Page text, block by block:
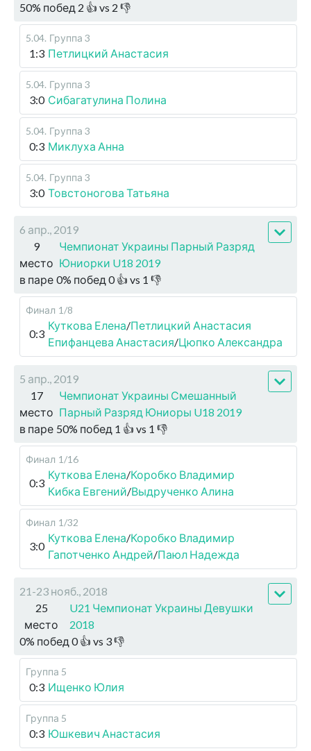
50% побед 2 👍 vs 2 👎
5.04. Группа 3
1:3 Петлицкий Анастасия
5.04. Группа 3
3:0 Сибагатулина Полина
5.04. Группа 3
0:3 Миклуха Анна
5.04. Группа 3
3:0 Товстоногова Татьяна
6 апр., 2019
9
место
Чемпионат Украины Парный Разряд
Юниорки U18 2019
в паре 0% побед 0👍 vs 1 👎
Финал 1/8
0:3
Куткова Елена/Петлицкий Анастасия
Епифанцева Анастасия/Цюпко Александра
5 апр., 2019
17
место
Чемпионат Украины Смешанный
Парный Разряд Юниоры U18 2019
в паре 50% побед 1 👍 vs 1 👎
Финал 1/16
0:3
Куткова Елена/Коробко Владимир
Кибка Евгений/Выдрученко Алина
Финал 1/32
3:0
Куткова Елена/Коробко Владимир
Гапотченко Андрей/Паюл Надежда
21-23 нояб., 2018
25
место
U21 Чемпионат Украины Девушки
2018
0% побед 0👍 vs 3👎
Группа 5
0:3 Ищенко Юлия
Группа 5
0:3 Юшкевич Анастасия